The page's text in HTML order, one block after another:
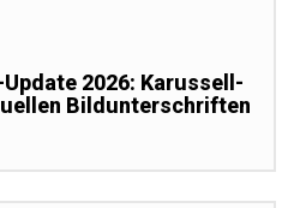
2026: Karussell-
Bildunterschriften